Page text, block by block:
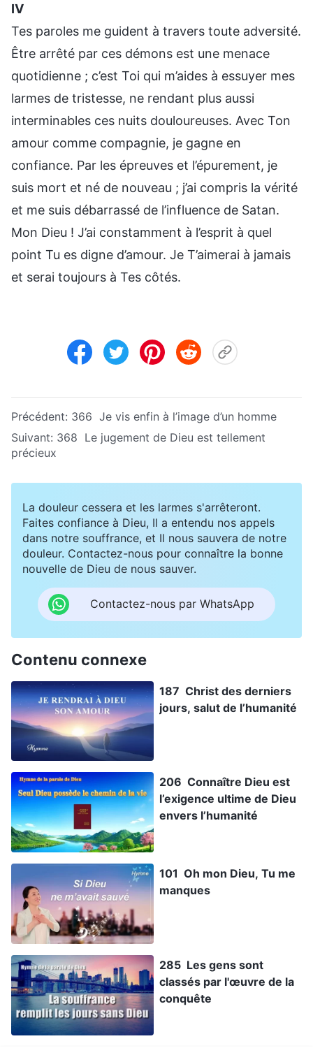
Ⅳ
Tes paroles me guident à travers toute adversité.
Être arrêté par ces démons est une menace
quotidienne ; c’est Toi qui m’aides à essuyer mes
larmes de tristesse, ne rendant plus aussi
interminables ces nuits douloureuses. Avec Ton
amour comme compagnie, je gagne en
confiance. Par les épreuves et l’épurement, je
suis mort et né de nouveau ; j’ai compris la vérité
et me suis débarrassé de l’influence de Satan.
Mon Dieu ! J’ai constamment à l’esprit à quel
point Tu es digne d’amour. Je T’aimerai à jamais
et serai toujours à Tes côtés.
Précédent: 366 Je vis enfin à l’image d’un homme
Suivant: 368 Le jugement de Dieu est tellement
précieux
La douleur cessera et les larmes s'arrêteront.
Faites confiance à Dieu, Il a entendu nos appels
dans notre souffrance, et Il nous sauvera de notre
douleur. Contactez-nous pour connaître la bonne
nouvelle de Dieu de nous sauver.
Contactez-nous par WhatsApp
Contenu connexe
187 Christ des derniers
jours, salut de l’humanité
206 Connaître Dieu est
l’exigence ultime de Dieu
envers l’humanité
101 Oh mon Dieu, Tu me
manques
285 Les gens sont
classés par l'œuvre de la
conquête